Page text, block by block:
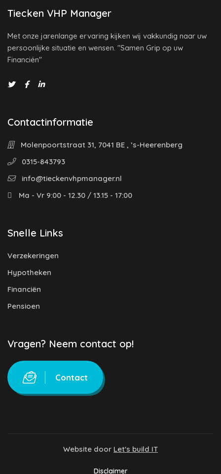
Tiecken VHP Manager
Met onze jarenlange ervaring kijken wij vakkundig naar uw
persoonlijke situatie en wensen. "Samen Grip op uw
Financiën"
Contactinformatie
Molenpoortstraat 31, 7041 BE , ’s-Heerenberg
0315-843793
info@tieckenvhpmanager.nl
Ma - Vr 9:00 - 12.30 / 13.15 - 17:00
Snelle Links
Verzekeringen
Hypotheken
Financiën
Pensioen
Vragen? Neem contact op!
Contact
Website door Let's build IT
Disclaimer